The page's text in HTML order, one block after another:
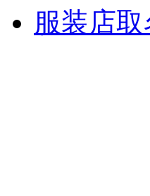
外交部：有关国家言论
服装店